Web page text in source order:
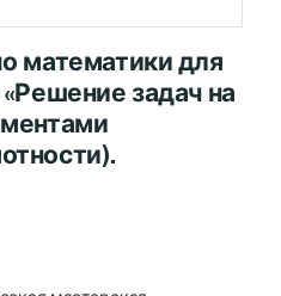
математики для
задач на